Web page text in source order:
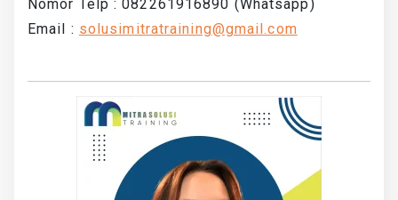
Nomor Telp : 082261916890 (Whatsapp)
Email : solusimitratraining@gmail.com